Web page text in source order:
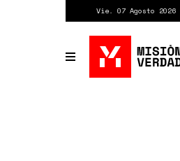
Vie. 07 Agosto 2026
Toggle
navigation